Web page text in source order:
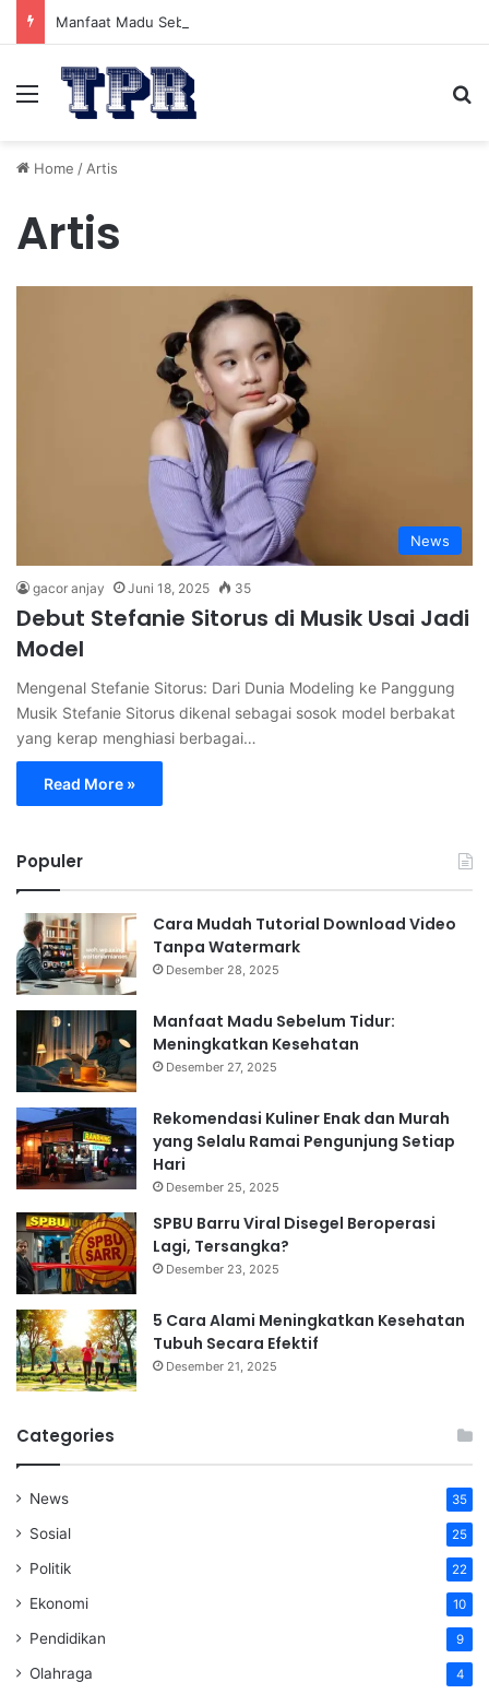
Manfaat Madu Sebelum Tidur: Meningkatkan Kesehatan
Menu
Home / Artis
Artis
News
gacor anjay Juni 18, 2025 35
Debut Stefanie Sitorus di Musik Usai Jadi
Model
Mengenal Stefanie Sitorus: Dari Dunia Modeling ke Panggung
Musik Stefanie Sitorus dikenal sebagai sosok model berbakat
yang kerap menghiasi berbagai…
Read More »
Populer
Cara Mudah Tutorial Download Video
Tanpa Watermark
Desember 28, 2025
Manfaat Madu Sebelum Tidur:
Meningkatkan Kesehatan
Desember 27, 2025
Rekomendasi Kuliner Enak dan Murah
yang Selalu Ramai Pengunjung Setiap
Hari
Desember 25, 2025
SPBU Barru Viral Disegel Beroperasi
Lagi, Tersangka?
Desember 23, 2025
5 Cara Alami Meningkatkan Kesehatan
Tubuh Secara Efektif
Desember 21, 2025
Categories
News 35
Sosial 25
Politik 22
Ekonomi 10
Pendidikan 9
Olahraga 4